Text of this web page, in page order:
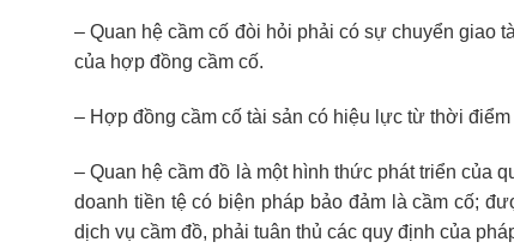
– Quan hệ cầm cố đòi hỏi phải có sự chuyển giao
của hợp đồng cầm cố.
– Hợp đồng cầm cố tài sản có hiệu lực từ thời
– Quan hệ cầm đồ là một hình thức phát triển của
doanh tiền tệ có biện pháp bảo đảm là cầm cố;
dịch vụ cầm đồ, phải tuân thủ các quy định của